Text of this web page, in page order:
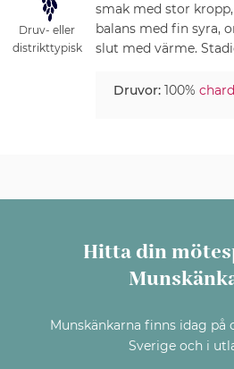
Druv- eller
distrikttypisk
smak med stor
balans med fin syra,
slut med värme.
Druvor:100%
Hitta din
Munskänkarna finns idag på
Sverige och i